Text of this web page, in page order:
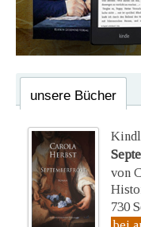
unsere Bücher
von
730